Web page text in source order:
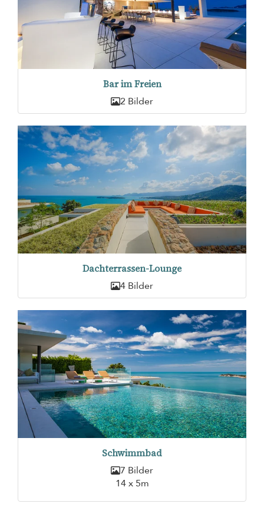
Bar im Freien
2 Bilder
Dachterrassen-Lounge
4 Bilder
Schwimmbad
7 Bilder
14 x 5m